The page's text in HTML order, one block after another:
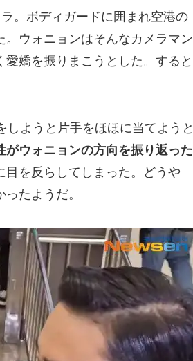
。ボディガードに囲まれ空港の
ウォニョンはそんなカメラマン
嬌を振りまこうとした。すると
ようと片手をほほに当てようと
がウォニョンの方向を振り返った
を反らしてしまった。どうや
たようだ。